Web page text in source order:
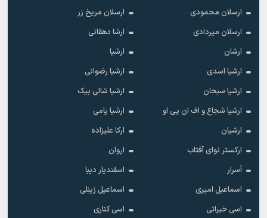
ارسلان محمودی
ارسلان مریخ زر
ارسلان میردادی
ارشا دهقانی
ارشان
ارشیا
ارشیا اسدی
ارشیا رضوانی
ارشیا سبحان
ارشیا شالی بیک
ارشیا شجاع و اف ان پی او
ارشیا یامی
ارشیان
ارکا علیزاده
ارکستر نوای آفتاب
اروان
اَسرار
اسفندیار دیبا
اسماعیل امیری
اسماعیل زینلی
اسی خیراتی
اسی کناری